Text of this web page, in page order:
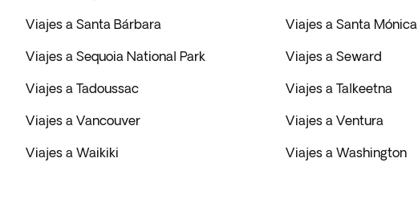
Viajes a Santa Bárbara Viajes a Santa Mónica
Viajes a Sequoia National Park Viajes a Seward
Viajes a Tadoussac Viajes a Talkeetna
Viajes a Vancouver Viajes a Ventura
Viajes a Waikiki Viajes a Washington